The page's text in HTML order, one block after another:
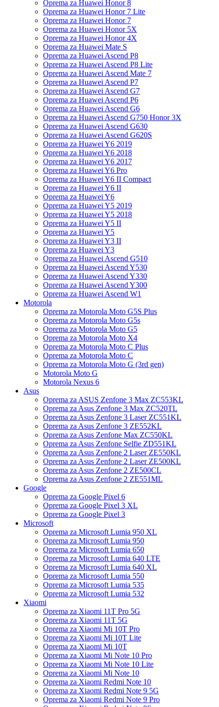
Oprema za Huawei Honor 8
Oprema za Huawei Honor 7 Lite
Oprema za Huawei Honor 7
Oprema za Huawei Honor 5X
Oprema za Huawei Honor 4X
Oprema za Huawei Mate S
Oprema za Huawei Ascend P8
Oprema za Huawei Ascend P8 Lite
Oprema za Huawei Ascend Mate 7
Oprema za Huawei Ascend P7
Oprema za Huawei Ascend G7
Oprema za Huawei Ascend P6
Oprema za Huawei Ascend G6
Oprema za Huawei Ascend G750 Honor 3X
Oprema za Huawei Ascend G630
Oprema za Huawei Ascend G620S
Oprema za Huawei Y6 2019
Oprema za Huawei Y6 2018
Oprema za Huawei Y6 2017
Oprema za Huawei Y6 Pro
Oprema za Huawei Y6 II Compact
Oprema za Huawei Y6 II
Oprema za Huawei Y6
Oprema za Huawei Y5 2019
Oprema za Huawei Y5 2018
Oprema za Huawei Y5 II
Oprema za Huawei Y5
Oprema za Huawei Y3 II
Oprema za Huawei Y3
Oprema za Huawei Ascend G510
Oprema za Huawei Ascend Y530
Oprema za Huawei Ascend Y330
Oprema za Huawei Ascend Y300
Oprema za Huawei Ascend W1
Motorola
Oprema za Motorola Moto G5S Plus
Oprema za Motorola Moto G5s
Oprema za Motorola Moto G5
Oprema za Motorola Moto X4
Oprema za Motorola Moto C Plus
Oprema za Motorola Moto C
Oprema za Motorola Moto G (3rd gen)
Motorola Moto G
Motorola Nexus 6
Asus
Oprema za ASUS Zenfone 3 Max ZC553KL
Oprema za Asus Zenfone 3 Max ZC520TL
Oprema za Asus Zenfone 3 Laser ZC551KL
Oprema za Asus Zenfone 3 ZE552KL
Oprema za Asus Zenfone Max ZC550KL
Oprema za Asus Zenfone Selfie ZD551KL
Oprema za Asus Zenfone 2 Laser ZE550KL
Oprema za Asus Zenfone 2 Laser ZE500KL
Oprema za Asus Zenfone 2 ZE500CL
Oprema za Asus Zenfone 2 ZE551ML
Google
Oprema za Google Pixel 6
Oprema za Google Pixel 3 XL
Oprema za Google Pixel 3
Microsoft
Oprema za Microsoft Lumia 950 XL
Oprema za Microsoft Lumia 950
Oprema za Microsoft Lumia 650
Oprema za Microsoft Lumia 640 LTE
Oprema za Microsoft Lumia 640 XL
Oprema za Microsoft Lumia 550
Oprema za Microsoft Lumia 535
Oprema za Microsoft Lumia 532
Xiaomi
Oprema za Xiaomi 11T Pro 5G
Oprema za Xiaomi 11T 5G
Oprema za Xiaomi Mi 10T Pro
Oprema za Xiaomi Mi 10T Lite
Oprema za Xiaomi Mi 10T
Oprema za Xiaomi Mi Note 10 Pro
Oprema za Xiaomi Mi Note 10 Lite
Oprema za Xiaomi Mi Note 10
Oprema za Xiaomi Redmi Note 10
Oprema za Xiaomi Redmi Note 9 5G
Oprema za Xiaomi Redmi Note 9 Pro